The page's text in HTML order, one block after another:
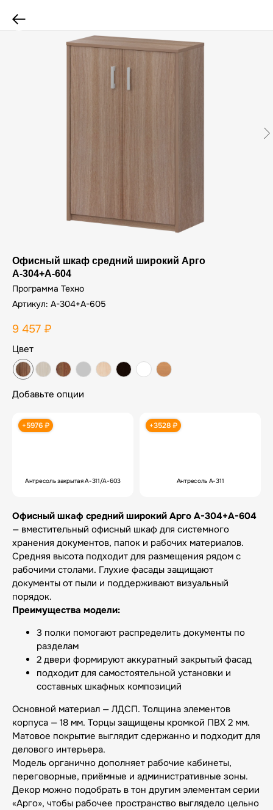
Офисный шкаф средний широкий Арго
А-304+А-604
Программа Техно
Артикул: А-304+А-605
9 457 ₽
Цвет
Добавьте опции
Антресоль закрытая А-311/А-603
+5976 ₽
Антресоль А-311
+3528 ₽
Офисный шкаф средний широкий Арго А-304+А-604
— вместительный офисный шкаф для системного
хранения документов, папок и рабочих материалов.
Средняя высота подходит для размещения рядом с
рабочими столами. Глухие фасады защищают
документы от пыли и поддерживают визуальный
порядок.
Преимущества модели:
3 полки помогают распределить документы по
разделам
2 двери формируют аккуратный закрытый фасад
подходит для самостоятельной установки и
составных шкафных композиций
Основной материал — ЛДСП. Толщина элементов
корпуса — 18 мм. Торцы защищены кромкой ПВХ 2 мм.
Матовое покрытие выглядит сдержанно и подходит для
делового интерьера.
Модель органично дополняет рабочие кабинеты,
переговорные, приёмные и административные зоны.
Декор можно подобрать в тон другим элементам серии
«Арго», чтобы рабочее пространство выглядело цельно